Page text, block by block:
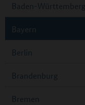
Baden-Württemberg
Bayern
Berlin
Brandenburg
Bremen